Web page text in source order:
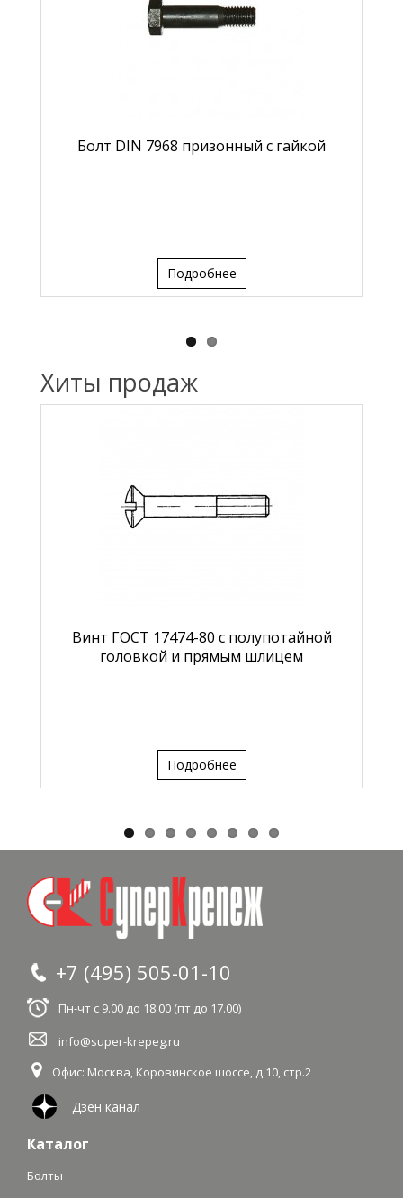
Болт DIN 7968 призонный с гайкой
Подробнее
Хиты продаж
Винт ГОСТ 17474-80 с полупотайной
головкой и прямым шлицем
Подробнее
+7 (495) 505-01-10
Пн-чт с 9.00 до 18.00 (пт до 17.00)
info@super-krepeg.ru
Офис: Москва, Коровинское шоссе, д.10, стр.2
Дзен канал
Каталог
Болты